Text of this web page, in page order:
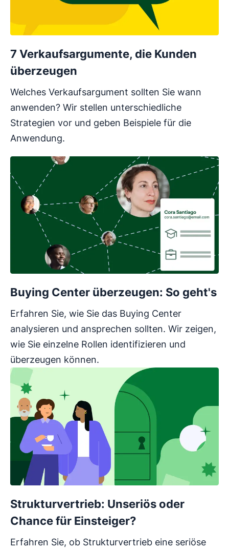
7 Verkaufsargumente, die Kunden
überzeugen
Welches Verkaufsargument sollten Sie wann
anwenden? Wir stellen unterschiedliche
Strategien vor und geben Beispiele für die
Anwendung.
Buying Center überzeugen: So geht's
Erfahren Sie, wie Sie das Buying Center
analysieren und ansprechen sollten. Wir zeigen,
wie Sie einzelne Rollen identifizieren und
überzeugen können.
Strukturvertrieb: Unseriös oder
Chance für Einsteiger?
Erfahren Sie, ob Strukturvertrieb eine seriöse